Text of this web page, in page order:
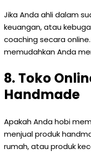
Jika Anda ahli dalam
keuangan, atau
coaching secara
memudahkan Anda
8. Toko
Handmade
Apakah Anda hobi
menjual produk
rumah, atau produk